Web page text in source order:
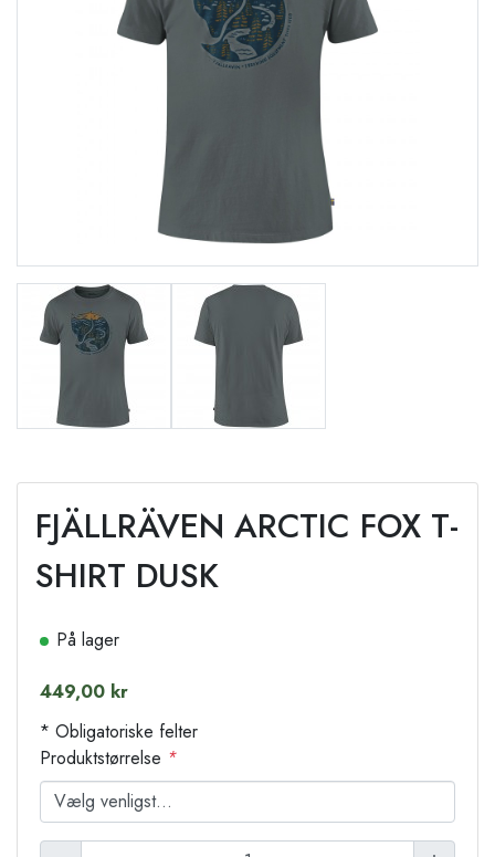
FJÄLLRÄVEN ARCTIC FOX T-
SHIRT DUSK
På lager
449,00 kr
* Obligatoriske felter
Produktstørrelse *